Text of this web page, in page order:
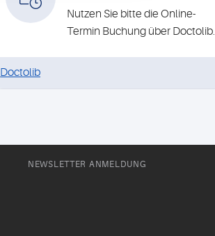
Nutzen Sie bitte die Online-
Termin Buchung über Doctolib.
Doctolib
NEWSLETTER ANMELDUNG